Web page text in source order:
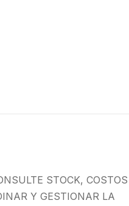
STOCK, COSTOS
Y GESTIONAR LA